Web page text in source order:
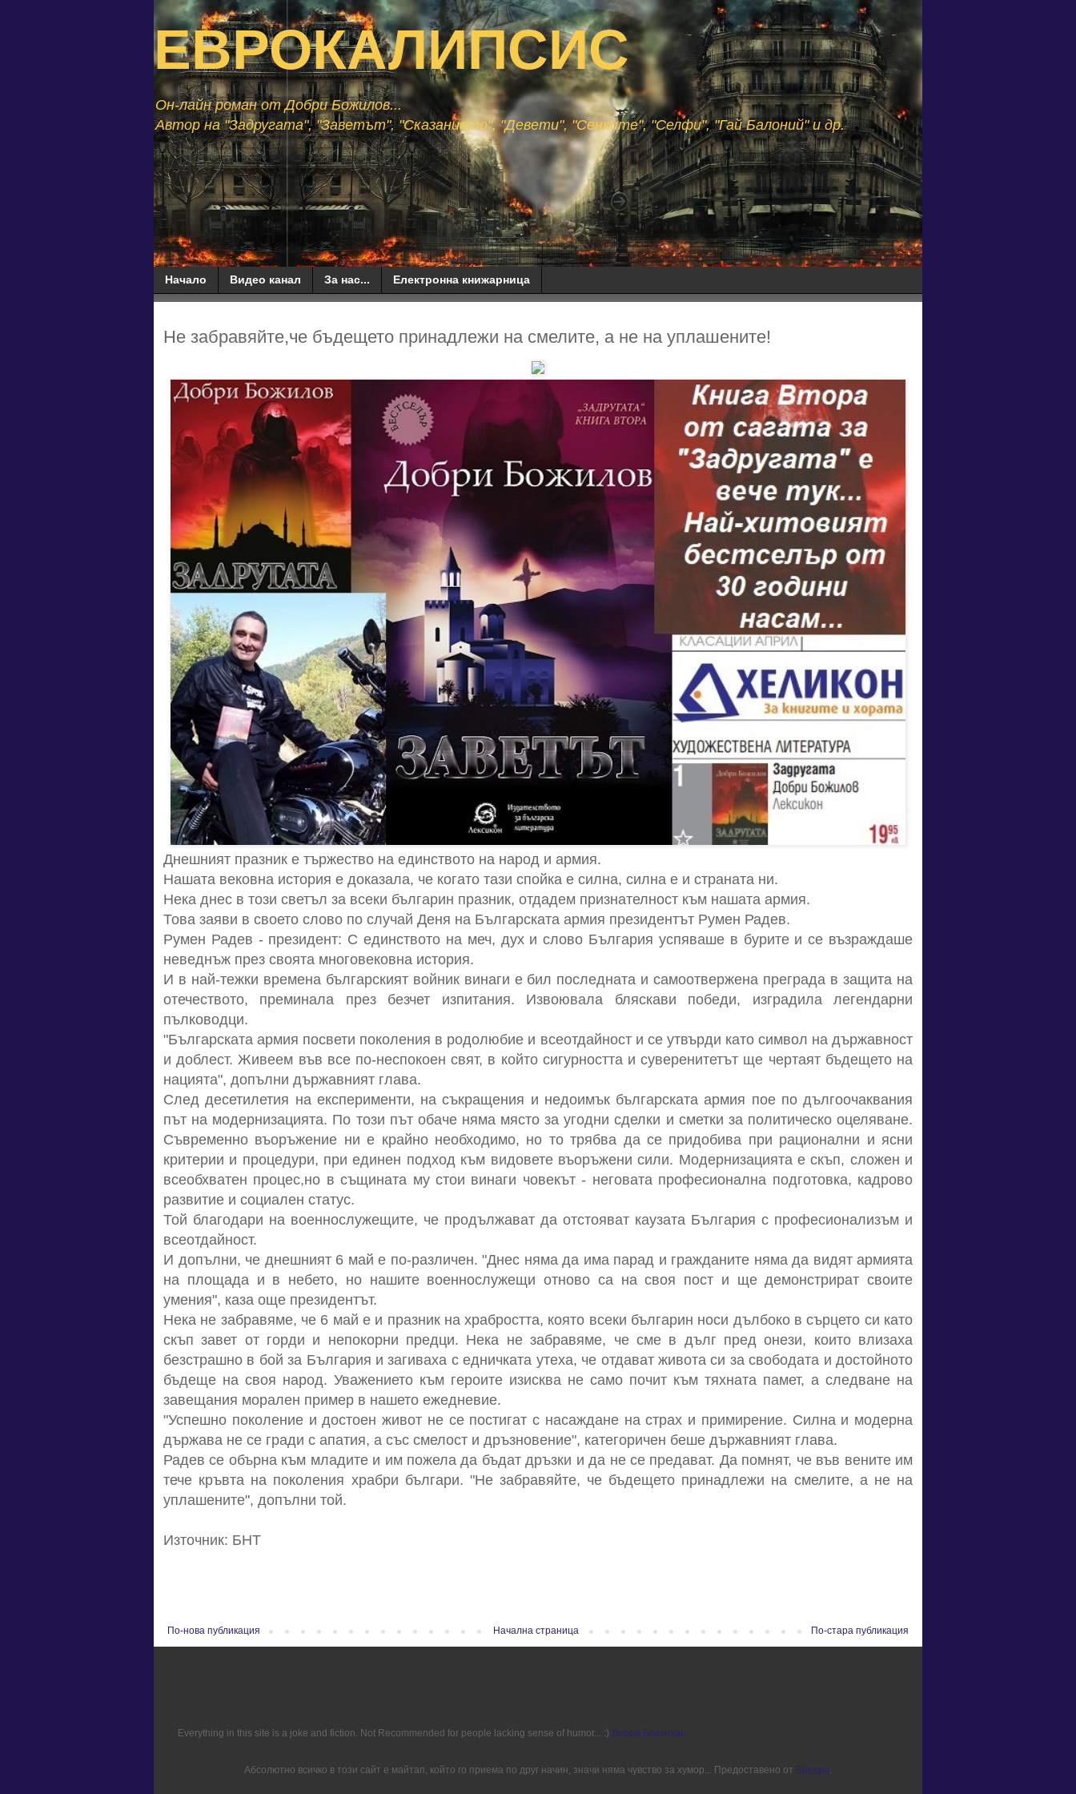
ЕВРОКАЛИПСИС
Он-лайн роман от Добри Божилов...
Автор на "Задругата", "Заветът", "Сказанието", "Девети", "Сенките", "Селфи", "Гай Балоний" и др.
Начало Видео канал За нас... Електронна книжарница
Не забравяйте,че бъдещето принадлежи на смелите, а не на уплашените!
Днешният празник е тържество на единството на народ и армия.
Нашата вековна история е доказала, че когато тази спойка е силна, силна е и страната ни.
Нека днес в този светъл за всеки българин празник, отдадем признателност към нашата армия.
Това заяви в своето слово по случай Деня на Българската армия президентът Румен Радев.
Румен Радев - президент: С единството на меч, дух и слово България успяваше в бурите и се възраждаше
неведнъж през своята многовековна история.
И в най-тежки времена българският войник винаги е бил последната и самоотвержена преграда в защита на
отечеството, преминала през безчет изпитания. Извоювала бляскави победи, изградила легендарни
пълководци.
"Българската армия посвети поколения в родолюбие и всеотдайност и се утвърди като символ на държавност
и доблест. Живеем във все по-неспокоен свят, в който сигурността и суверенитетът ще чертаят бъдещето на
нацията", допълни държавният глава.
След десетилетия на експерименти, на съкращения и недоимък българската армия пое по дългоочаквания
път на модернизацията. По този път обаче няма място за угодни сделки и сметки за политическо оцеляване.
Съвременно въоръжение ни е крайно необходимо, но то трябва да се придобива при рационални и ясни
критерии и процедури, при единен подход към видовете въоръжени сили. Модернизацията е скъп, сложен и
всеобхватен процес,но в същината му стои винаги човекът - неговата професионална подготовка, кадрово
развитие и социален статус.
Той благодари на военнослужещите, че продължават да отстояват каузата България с професионализъм и
всеотдайност.
И допълни, че днешният 6 май е по-различен. "Днес няма да има парад и гражданите няма да видят армията
на площада и в небето, но нашите военнослужещи отново са на своя пост и ще демонстрират своите
умения", каза още президентът.
Нека не забравяме, че 6 май е и празник на храбростта, която всеки българин носи дълбоко в сърцето си като
скъп завет от горди и непокорни предци. Нека не забравяме, че сме в дълг пред онези, които влизаха
безстрашно в бой за България и загиваха с едничката утеха, че отдават живота си за свободата и достойното
бъдеще на своя народ. Уважението към героите изисква не само почит към тяхната памет, а следване на
завещания морален пример в нашето ежедневие.
"Успешно поколение и достоен живот не се постигат с насаждане на страх и примирение. Силна и модерна
държава не се гради с апатия, а със смелост и дръзновение", категоричен беше държавният глава.
Радев се обърна към младите и им пожела да бъдат дръзки и да не се предават. Да помнят, че във вените им
тече кръвта на поколения храбри българи. "Не забравяйте, че бъдещето принадлежи на смелите, а не на
уплашените", допълни той.
Източник: БНТ
По-нова публикация По-стара публикация
Начална страница
Everything in this site is a joke and fiction. Not Recommended for people lacking sense of humor... :) Добри Божилов
Абсолютно всичко в този сайт е майтап, който го приема по друг начин, значи няма чувство за хумор... Предоставено от Blogger.